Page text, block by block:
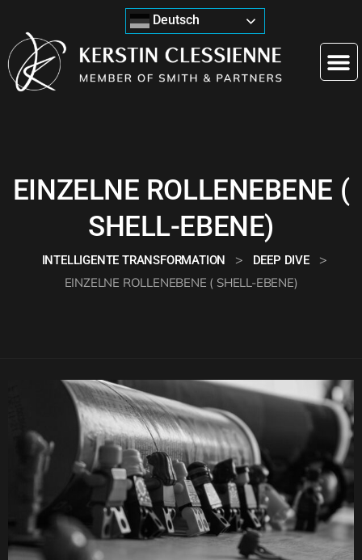
Deutsch
EINZELNE ROLLENEBENE (
SHELL-EBENE)
INTELLIGENTE TRANSFORMATION > DEEP DIVE >
EINZELNE ROLLENEBENE ( SHELL-EBENE)